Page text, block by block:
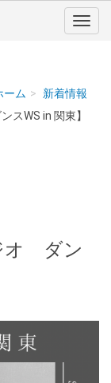
ーム
新着情報
スWS in 関東】
オ ダン